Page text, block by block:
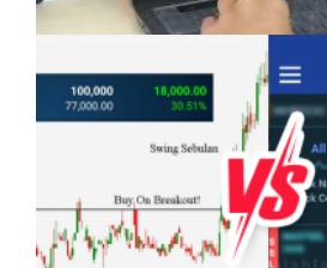
Pelaburan Saham Bukan
Suka ‘Stress’